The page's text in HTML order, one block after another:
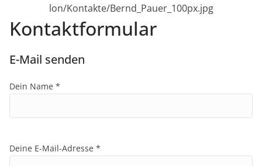
Kontaktformular
E-Mail senden
Dein Name *
Deine E-Mail-Adresse *